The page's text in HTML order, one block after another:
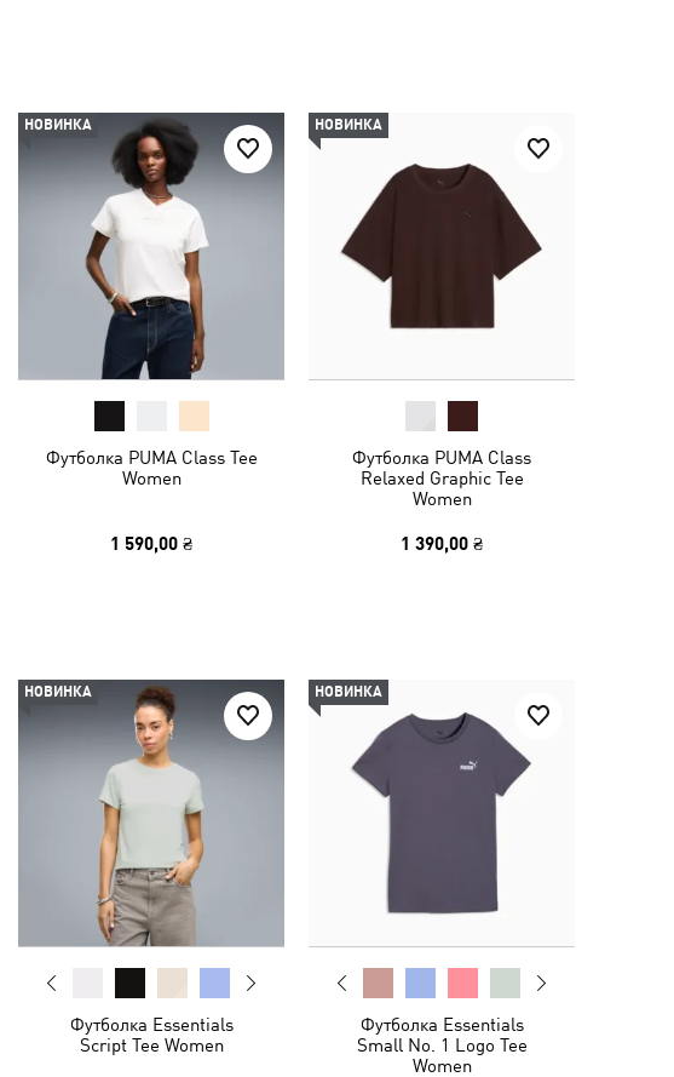
НОВИНКА
Футболка PUMA Class Tee
Women
1 590,00 ₴
НОВИНКА
Футболка PUMA Class
Relaxed Graphic Tee
Women
1 390,00 ₴
НОВИНКА
Футболка Essentials
Script Tee Women
НОВИНКА
Футболка Essentials
Small No. 1 Logo Tee
Women